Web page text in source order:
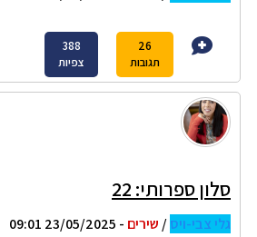
26
תגובות
388
צפיות
סלון ספרותי: 22
גלי צבי-ויס/ שירים - 23/05/2025 09:01